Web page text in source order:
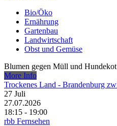
Bio/Öko
Ernährung
Gartenbau
Landwirtschaft
Obst und Gemüse
Blumen gegen Müll und Hundekot
More Info
Trockenes Land - Brandenburg
27 Juli
27.07.2026
18:15 - 19:00
rbb Fernsehen